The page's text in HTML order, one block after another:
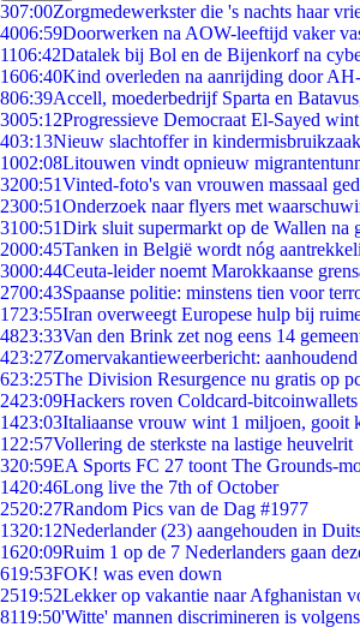
307:00Zorgmedewerkster die 's nachts haar
4006:59Doorwerken na AOW-leeftijd vaker
1106:42Datalek bij Bol en de Bijenkorf na
1606:40Kind overleden na aanrijding door
806:39Accell, moederbedrijf Sparta en
3005:12Progressieve Democraat El-Sayed
403:13Nieuw slachtoffer in
1002:08Litouwen vindt opnieuw
3200:51Vinted-foto's van vrouwen massaal
2300:51Onderzoek naar flyers met
3100:51Dirk sluit supermarkt op de Wallen na
2000:45Tanken in België wordt nóg
3000:44Ceuta-leider noemt Marokkaanse
2700:43Spaanse politie: minstens tien voor
1723:55Iran overweegt Europese hulp bij
4823:33Van den Brink zet nog eens 14
423:27Zomervakantieweerbericht:
623:25The Division Resurgence nu gratis op
2423:09Hackers roven Coldcard-
1423:03Italiaanse vrouw wint 1 miljoen, gooit
1 22:57Vollering de sterkste na lastige heuvelrit
320:59EA Sports FC 27 toont The Grounds-
1420:46Long live the 7th of October
2520:27Random Pics van de Dag #1977
1320:12Nederlander (23) aangehouden in
1620:09Ruim 1 op de 7 Nederlanders gaan
619:53FOK! was even down
2519:52Lekker op vakantie naar Afghanistan
8119:50'Witte' mannen discrimineren is